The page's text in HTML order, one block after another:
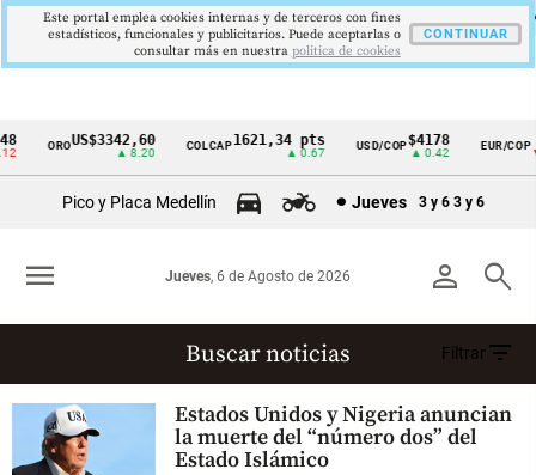
Cintillo
Colombia
OROUS$3342,60
▲ 8.20
COLCAP1621,34 pts
▲ 0.67
USD/COP$4178
▲ 0.42
EUR/COP
▼
Pico y Placa Medellín Jueves 3 y 6 3 y 6
person search
Jueves, 6 de Agosto de 2026
menu
Buscar noticias
Africa (6755 resultados)
Filtrar filter_list
Estados Unidos y Nigeria anuncian
la muerte del “número dos” del
Estado Islámico
Este portal emplea cookies internas y de terceros con fines
estadísticos, funcionales y publicitarios. Puede aceptarlas o
consultar más en nuestra politica de cookies
CONTINUAR